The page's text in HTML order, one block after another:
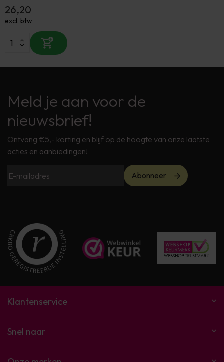
26,20
excl. btw
Meld je aan voor de
nieuwsbrief!
Ontvang €5,- korting en blijf op de hoogte van onze laatste
acties en aanbiedingen!
Abonneer
Klantenservice
Snel naar